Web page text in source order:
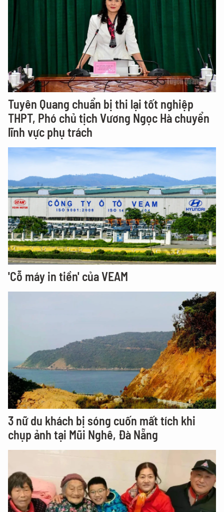
Tuyên Quang chuẩn bị thi lại tốt nghiệp
THPT, Phó chủ tịch Vương Ngọc Hà chuyển
lĩnh vực phụ trách
'Cỗ máy in tiền' của VEAM
3 nữ du khách bị sóng cuốn mất tích khi
chụp ảnh tại Mũi Nghê, Đà Nẵng